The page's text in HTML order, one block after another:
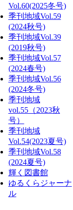
Vol.60(2025冬号)
季刊地域Vol.59
(2024秋号)
季刊地域Vol.39
(2019秋号)
季刊地域Vol.57
(2024春号)
季刊地域Vol.56
(2024冬号)
季刊地域
vol.55（2023秋
号）
季刊地域
Vol.54(2023夏号)
季刊地域Vol.58
(2024夏号)
輝く図書館
ゆるくらジャーナ
ル